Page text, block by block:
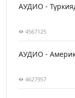
АУДИО -
4567125
АУДИО -
4627957